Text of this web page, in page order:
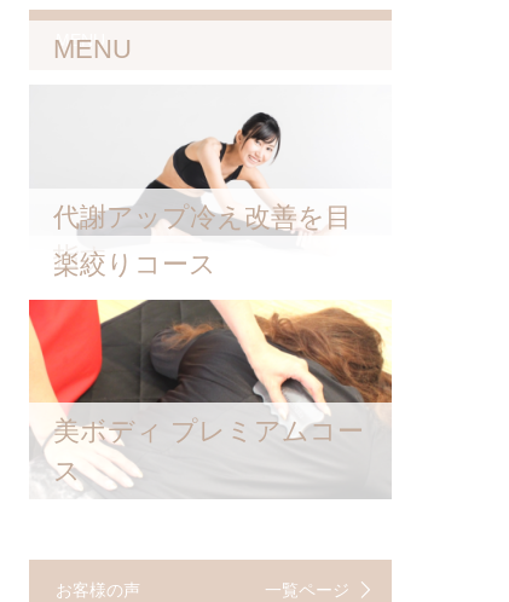
MENU
MENU
代謝アップ冷え改善を目
指す
楽絞りコース
美ボディ プレミアムコー
ス
お客様の声 一覧ページ